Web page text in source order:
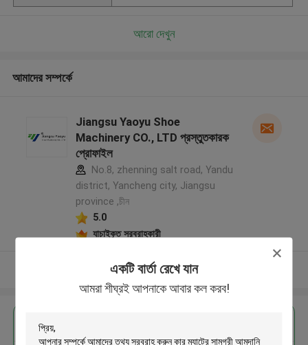
একটি বার্তা রেখে যান
আমরা শীঘ্রই আপনাকে আবার কল করব!
আরো দেখুন
আমাদের সম্পর্কে
Jiangsu Yaoyu Shoe
Machinery CO., LTD প্রস্তুতকারক
প্রোফাইল
No.8, zhenning salt road, Yandu
district, Yancheng city, Jiangsu
province ,চীন
5.0
যাচাইকৃত সরবরাহকারী
আরো দেখুন